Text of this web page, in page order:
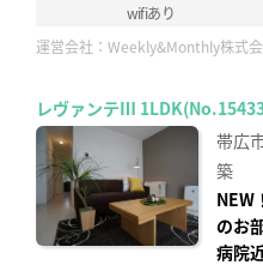
wifiあり
運営会社： Weekly&Monthly株式
レヴァンテⅢ
帯広
築
NEW
のお
病院